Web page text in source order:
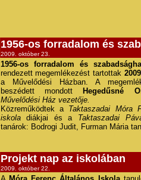
1956-os forradalom és
2009. október 23.
1956-os forradalom és
rendezett megemlékezést tartottak
a Művelődési Házban. A
beszédett mondott
Hegedűsné
Művelődési Ház vezetője.
Közreműködtek a Taktaszadai Móra
iskoladiákjai és a Taktaszadai
tanárok: Bodrogi Judit, Furman Mária
Projekt nap az iskolában
2009. október 22.